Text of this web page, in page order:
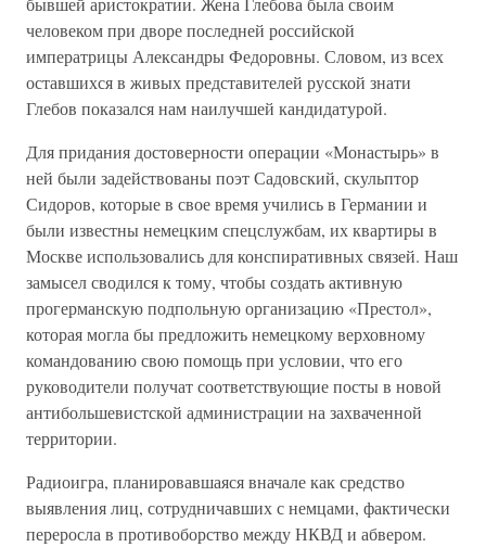
человеком при дворе последней российской
императрицы Александры Федоровны. Словом, из всех
оставшихся в живых представителей русской знати
Глебов показался нам наилучшей кандидатурой.
Для придания достоверности операции «Монастырь» в
ней были задействованы поэт Садовский, скульптор
Сидоров, которые в свое время учились в Германии и
были известны немецким спецслужбам, их квартиры в
Москве использовались для конспиративных связей. Наш
замысел сводился к тому, чтобы создать активную
прогерманскую подпольную организацию «Престол»,
которая могла бы предложить немецкому верховному
командованию свою помощь при условии, что его
руководители получат соответствующие посты в новой
антибольшевистской администрации на захваченной
территории.
Радиоигра, планировавшаяся вначале как средство
выявления лиц, сотрудничавших с немцами, фактически
переросла в противоборство между НКВД и абвером.